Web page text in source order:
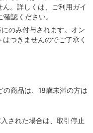
。詳しくは、ご利⽤ガイ
確認ください。
のみ付与されます。オン
つきませんのでご了承く
の商品は、18歳未満の方は
された場合は、取引停止